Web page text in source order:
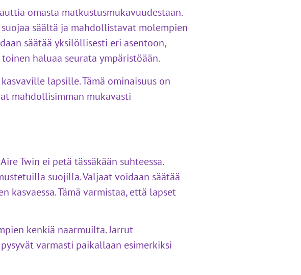
omasta matkustusmukavuudestaan.
säältä ja mahdollistavat molempien
säätää yksilöllisesti eri asentoon,
haluaa seurata ympäristöään.
lapsille. Tämä ominaisuus on
mahdollisimman mukavasti
Twin ei petä tässäkään suhteessa.
suojilla. Valjaat voidaan säätää
Tämä varmistaa, että lapset
kenkiä naarmuilta. Jarrut
varmasti paikallaan esimerkiksi